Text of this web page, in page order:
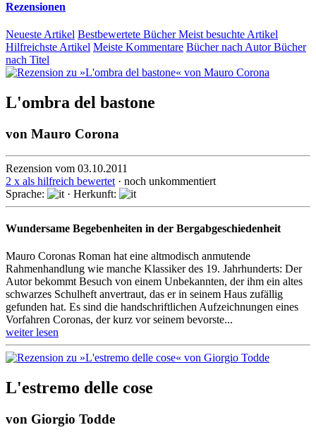
Rezensionen
Neueste Artikel Bestbewertete BücherMeist besuchte Artikel
Hilfreichste Artikel Meiste Kommentare Bücher nach AutorBücher
nach Titel
L'ombra del bastone
von Mauro Corona
Rezension vom 03.10.2011
2 x als hilfreich bewertet · noch unkommentiert
Sprache:
· Herkunft:
Wundersame Begebenheiten in der Bergabgeschiedenheit
Mauro Coronas Roman hat eine altmodisch anmutende
Rahmenhandlung wie manche Klassiker des 19. Jahrhunderts: Der
Autor bekommt Besuch von einem Unbekannten, der ihm ein altes
schwarzes Schulheft anvertraut, das er in seinem Haus zufällig
gefunden hat. Es sind die handschriftlichen Aufzeichnungen eines
Vorfahren Coronas, der kurz vor seinem bevorste...
weiter lesen
L'estremo delle cose
von Giorgio Todde